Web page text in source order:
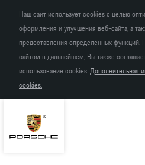
Наш сайт использует cookies с целью
оформления и улучшения веб-сайта, а
предоставления определенных функций.
сайтом в дальнейшем, Вы также
использование cookies.Дополнительная
cookies.